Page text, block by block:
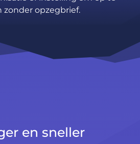
zonder opzegbrief.
en sneller